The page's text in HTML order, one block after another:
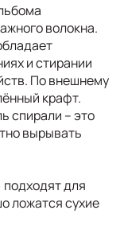
волокна.
и стирании
По внешнему
крафт.
спирали – это
вырывать
для
ложатся сухие